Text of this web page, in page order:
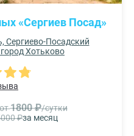
«Сергиев Посад»
Сергиево-Посадский
Хотьково
1800 ₽/сутки
₽за месяц